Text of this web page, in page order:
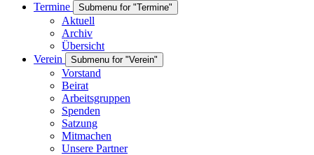
Termine
Submenu for "Termine"
Aktuell
Archiv
Übersicht
Verein
Submenu for "Verein"
Vorstand
Beirat
Arbeitsgruppen
Spenden
Satzung
Mitmachen
Unsere Partner